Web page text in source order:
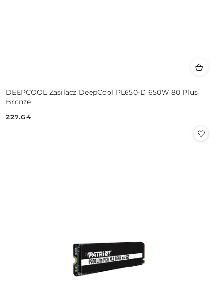
DEEPCOOL Zasilacz DeepCool PL650-D 650W 80 Plus
Bronze
Cena:
227.64